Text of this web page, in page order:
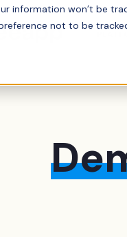
information won’t be
not to be